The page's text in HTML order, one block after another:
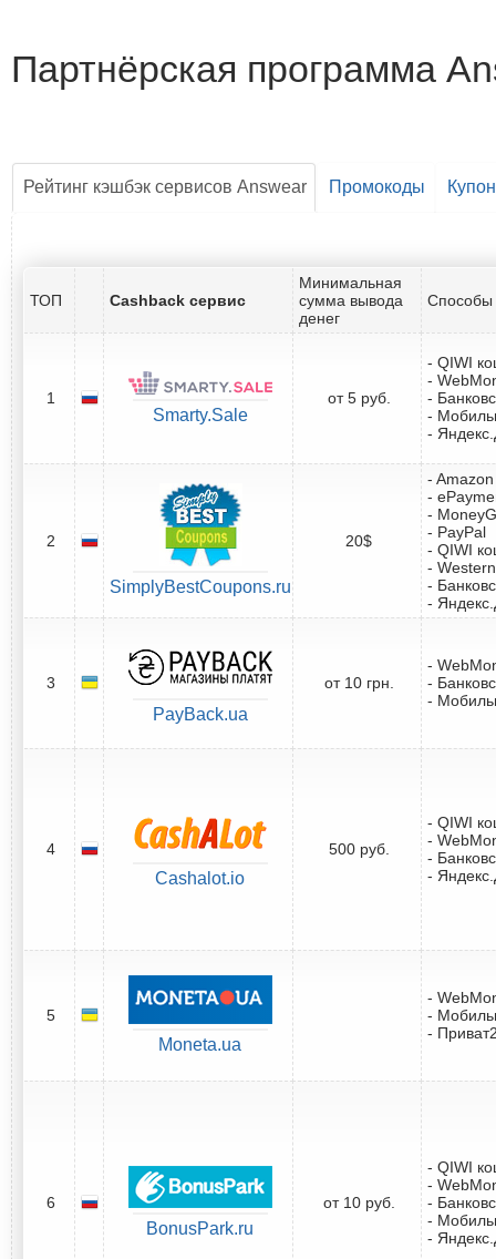
Партнёрская программа
Рейтинг кэшбэк сервисов Answear Промокоды
ТОП Cashback сервис
Минимальная
сумма вывода
денег
Способы
1
Smarty.Sale
от 5 руб.
- QIWI
-
-
-
-
2
SimplyBestCoupons.ru
20$
-
-
-
- PayPal
- QIWI
-
-
-
3
PayBack.ua
от 10 грн.
-
-
-
4
Cashalot.io
500 руб.
- QIWI
-
-
-
5
Moneta.ua
-
-
-
6
BonusPark.ru
от 10 руб.
- QIWI
-
-
-
-